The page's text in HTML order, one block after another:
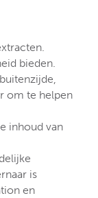
bieden.
om te helpen
inhoud van
is
en